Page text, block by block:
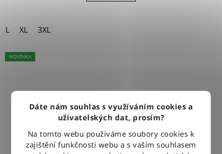
Dáte nám souhlas s využíváním cookies a
uživatelských dat, prosím?
Na tomto webu používáme soubory cookies k
zajištění funkčnosti webu a s vaším souhlasem
L XL 3XL
NOVINKA